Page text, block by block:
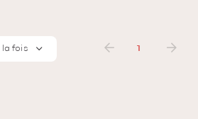
la fois